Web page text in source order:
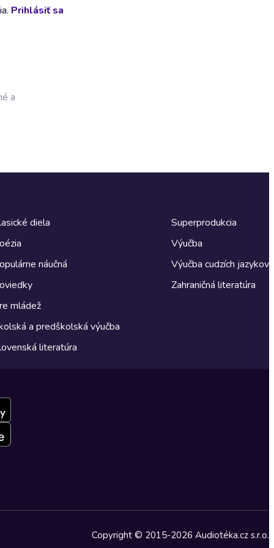
Prihlásiť sa
a
diela
náučná
mládež
a predškolská výučba
literatúra
Superprodukcia
Výučba
Výučba cudzích jazykov
Zahraničná literatúra
Copyright © 2015-2026 Audiotéka.cz s.r.o.